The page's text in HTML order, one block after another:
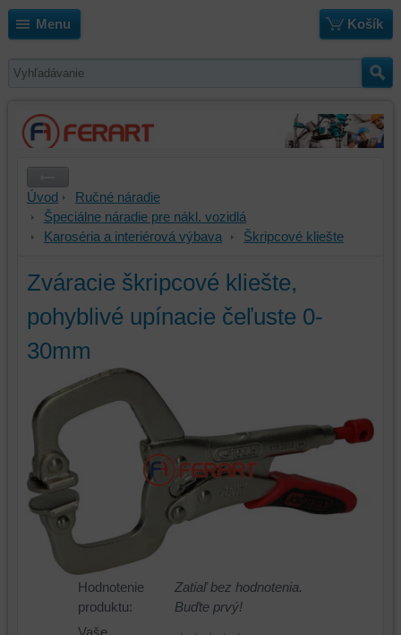
Menu Košík
Úvod
Ručné náradie
Špeciálne náradie pre nákl. vozidlá
Karoséria a interiérová výbava
Škripcové kliešte
Zváracie škripcové kliešte,
pohyblivé upínacie čeľuste 0-
30mm
Hodnotenie
produktu:
Zatiaľ bez hodnotenia.
Buďte prvý!